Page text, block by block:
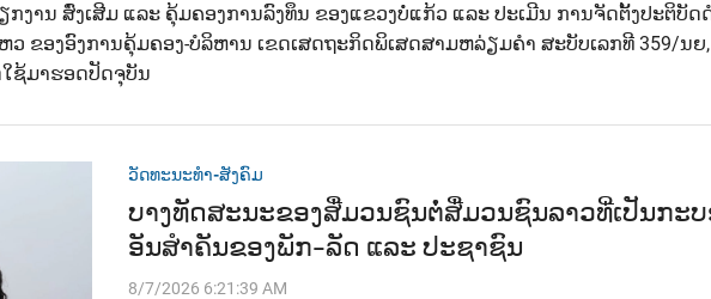
ງານ ສົ່ງເສີມ ແລະ ຄຸ້ມຄອງການລົງທຶນ ຂອງແຂວງບໍ່ແກ້ວ ແລະ ປະເມີນ ການຈັດຕັ້ງປະຕິບັດ
ວ ຂອງອົງການຄຸ້ມຄອງ-ບໍລິຫານ ເຂດເສດຖະກິດພິເສດສາມຫລ່ຽມຄຳ ສະບັບເລກທີ 359/ນຍ,
ຊ້ມາຮອດປັດຈຸບັນ
ວັດທະນະທຳ-ສັງຄົມ
ບາງທັດສະນະຂອງສື່ມວນຊົນຕໍ່ສື່ມວນຊົນລາວທີ່ເປັນກະ
ອັນສຳຄັນຂອງພັກ-ລັດ ແລະ ປະຊາຊົນ
8/7/2026 6:21:39 AM